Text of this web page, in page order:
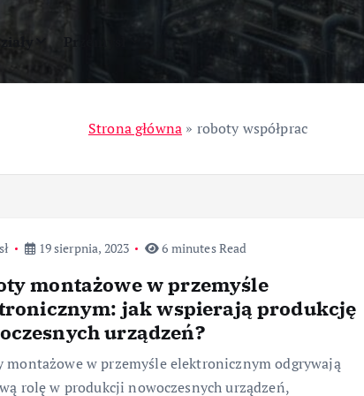
Przemysł
Strona główna » roboty współprac
19 sierpnia, 2023 6 minutes Read
montażowe w przemyśle
jak wspierają produkcję
urządzeń?
montażowe w przemyśle elektronicznym odgrywają
rolę w produkcji nowoczesnych urządzeń,